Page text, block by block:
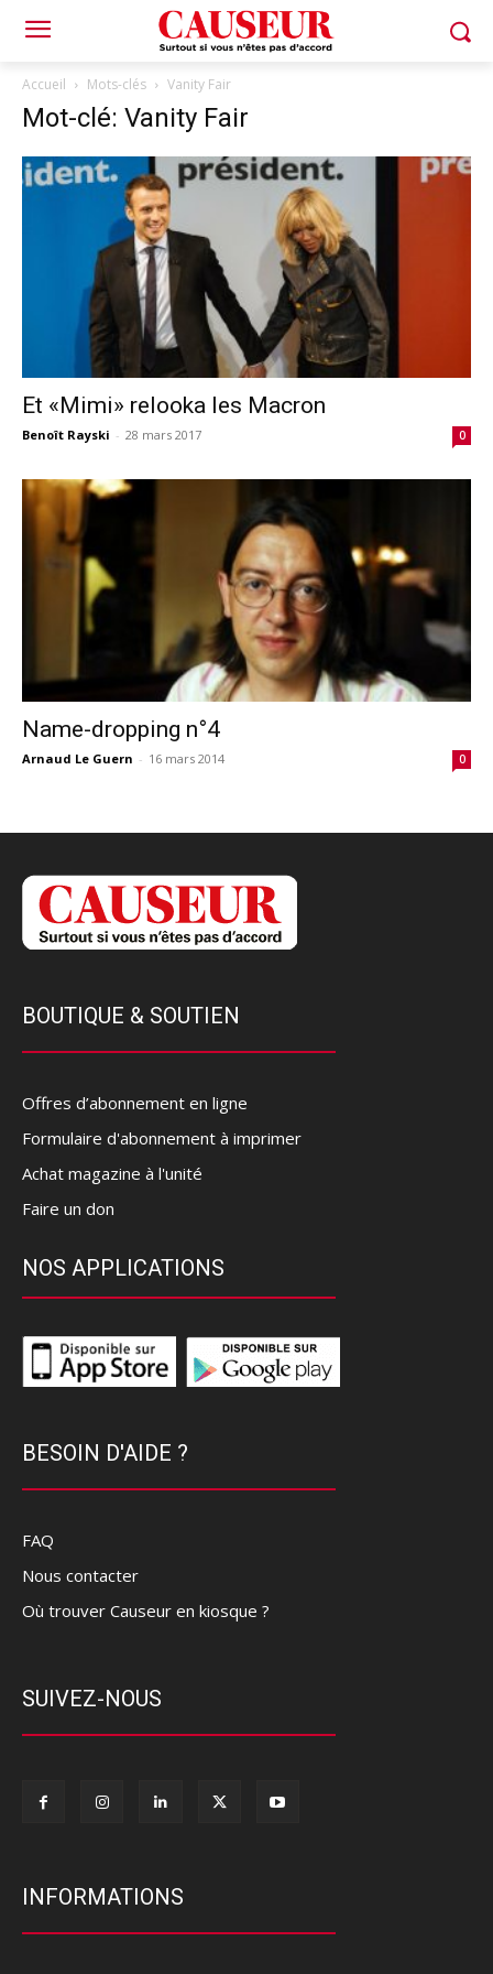
Accueil Mots-clés Vanity Fair
Mot-clé: Vanity Fair
Et «Mimi» relooka les Macron
Benoît Rayski - 28 mars 2017 0
Name-dropping n°4
Arnaud Le Guern - 16 mars 2014 0
BOUTIQUE & SOUTIEN
Offres d’abonnement en ligne
Formulaire d'abonnement à imprimer
Achat magazine à l'unité
Faire un don
NOS APPLICATIONS
BESOIN D'AIDE ?
FAQ
Nous contacter
Où trouver Causeur en kiosque ?
SUIVEZ-NOUS
INFORMATIONS